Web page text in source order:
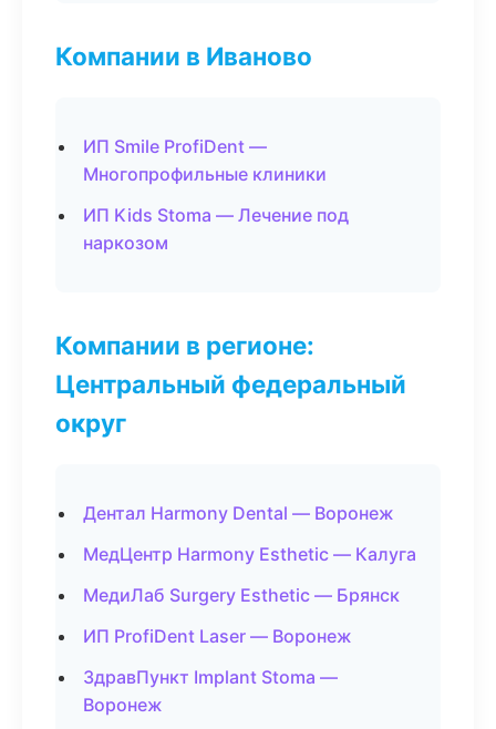
Компании в Иваново
ИП Smile ProfiDent —
Многопрофильные клиники
ИП Kids Stoma — Лечение под
наркозом
Компании в регионе:
Центральный федеральный
округ
Дентал Harmony Dental — Воронеж
МедЦентр Harmony Esthetic — Калуга
МедиЛаб Surgery Esthetic — Брянск
ИП ProfiDent Laser — Воронеж
ЗдравПункт Implant Stoma —
Воронеж